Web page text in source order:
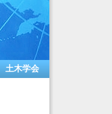
土木学会